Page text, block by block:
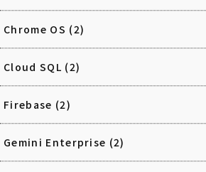
Chrome OS (2)
Cloud SQL (2)
Firebase (2)
Gemini Enterprise (2)